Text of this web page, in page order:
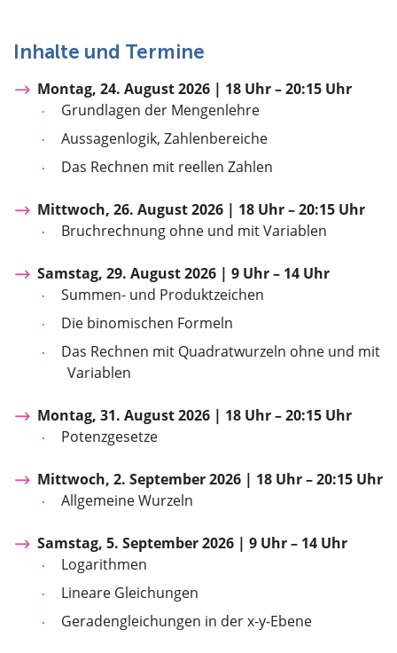
Inhalte und Termine
Montag, 24. August 2026 | 18 Uhr – 20:15 Uhr
Grundlagen der Mengenlehre
Aussagenlogik, Zahlenbereiche
Das Rechnen mit reellen Zahlen
Mittwoch, 26. August 2026 | 18 Uhr – 20:15 Uhr
Bruchrechnung ohne und mit Variablen
Samstag, 29. August 2026 | 9 Uhr – 14 Uhr
Summen- und Produktzeichen
Die binomischen Formeln
Das Rechnen mit Quadratwurzeln ohne und mit
Variablen
Montag, 31. August 2026 | 18 Uhr – 20:15 Uhr
Potenzgesetze
Mittwoch, 2. September 2026 | 18 Uhr – 20:15 Uhr
Allgemeine Wurzeln
Samstag, 5. September 2026 | 9 Uhr – 14 Uhr
Logarithmen
Lineare Gleichungen
Geradengleichungen in der x-y-Ebene